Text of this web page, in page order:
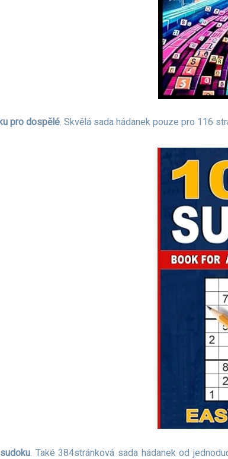
pro dospělé . Skvělá sada hádanek pouze pro 116
. Také 384stránková sada hádanek od